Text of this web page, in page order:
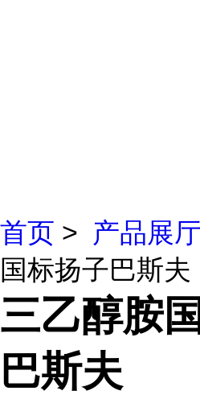
首页 > 产品展厅
国标扬子巴斯夫
三乙醇胺
巴斯夫